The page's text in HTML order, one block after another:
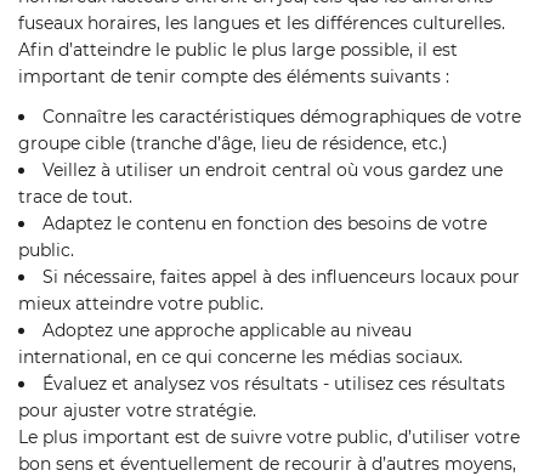
fuseaux horaires, les langues et les différences culturelles.
Afin d’atteindre le public le plus large possible, il est
important de tenir compte des éléments suivants :
Connaître les caractéristiques démographiques de votre
groupe cible (tranche d’âge, lieu de résidence, etc.)
Veillez à utiliser un endroit central où vous gardez une
trace de tout.
Adaptez le contenu en fonction des besoins de votre
public.
Si nécessaire, faites appel à des influenceurs locaux pour
mieux atteindre votre public.
Adoptez une approche applicable au niveau
international, en ce qui concerne les médias sociaux.
Évaluez et analysez vos résultats - utilisez ces résultats
pour ajuster votre stratégie.
Le plus important est de suivre votre public, d’utiliser votre
bon sens et éventuellement de recourir à d’autres moyens,